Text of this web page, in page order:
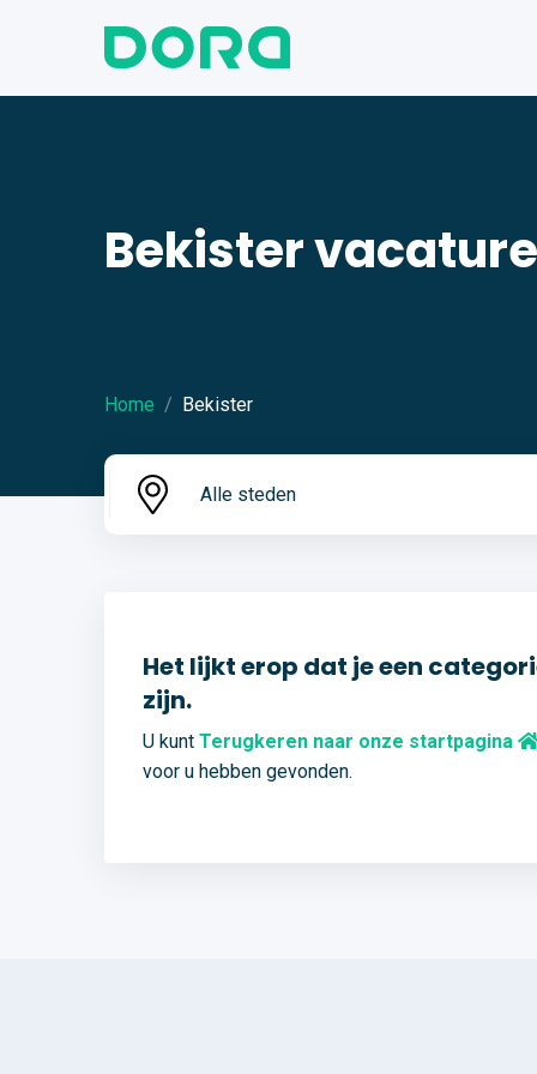
Bekister
Home Bekister
Alle steden
Het lijkt erop dat je een
zijn.
U kunt Terugkeren naar onze startpagina
voor u hebben gevonden.